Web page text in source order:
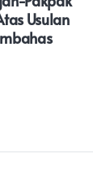
Usulan